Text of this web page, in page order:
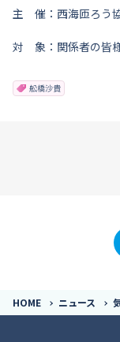
主 催：西海匝ろう
対 象：関係者の皆
舩橋沙貴
HOME ニュース